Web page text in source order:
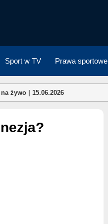
Sport w TV Prawa sportowe
żywo | 15.06.2026